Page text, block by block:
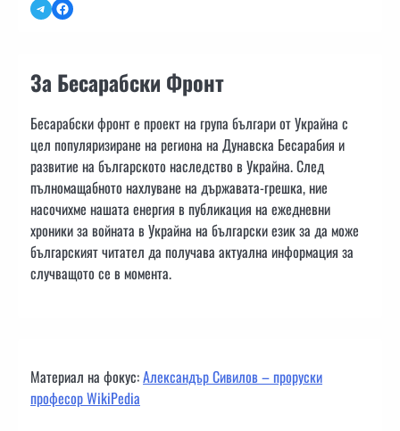
TelegramFacebook
За Бесарабски Фронт
Бесарабски фронт е проект на група българи от Украйна с
цел популяризиране на региона на Дунавска Бесарабия и
развитие на българското наследство в Украйна. След
пълномащабното нахлуване на държавата-грешка, ние
насочихме нашата енергия в публикация на ежедневни
хроники за войната в Украйна на български език за да може
българският читател да получава актуална информация за
случващото се в момента.
Материал на фокус:Александър Сивилов – проруски
професор WikiPedia